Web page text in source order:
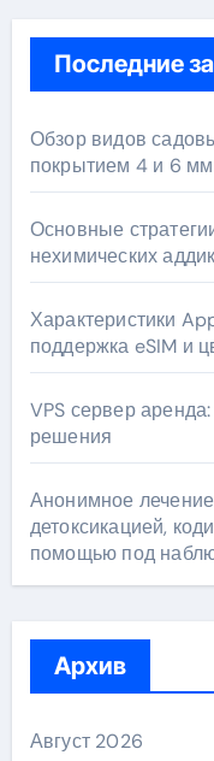
Последние
Обзор видов
покрытием 4 и 6 мм
Основные
нехимических
Характеристики
поддержка eSIM и
VPS сервер
решения
Анонимное
детоксикацией,
помощью под
Архив
Август 2026